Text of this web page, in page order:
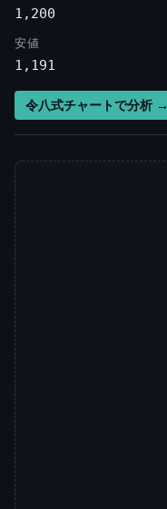
1,200
安値
1,191
令八式チャートで分析 →